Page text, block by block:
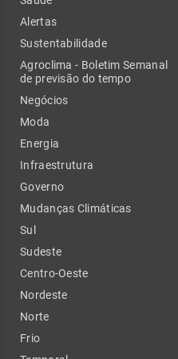
Alertas
Sustentabilidade
Agroclima - Boletim Semanal
de previsão do tempo
Negócios
Moda
Energia
Infraestrutura
Governo
Mudanças Climáticas
Sul
Sudeste
Centro-Oeste
Nordeste
Norte
Frio